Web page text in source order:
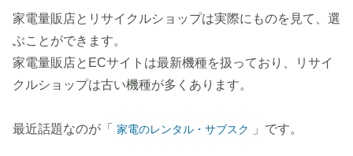
家電量販店とリサイクルショップは実際にものを見て、選
ぶことができます。
家電量販店とECサイトは最新機種を扱っており、リサイ
クルショップは古い機種が多くあります。
最近話題なのが「 家電のレンタル・サブスク 」です。